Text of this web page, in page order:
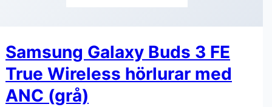
Samsung Galaxy Buds 3 FE
True Wireless hörlurar med
ANC (grå)